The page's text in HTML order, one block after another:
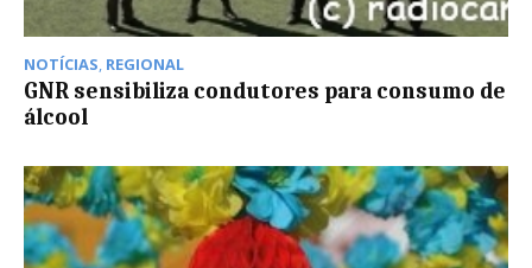
NOTÍCIAS, REGIONAL
GNR sensibiliza condutores para consumo de
álcool